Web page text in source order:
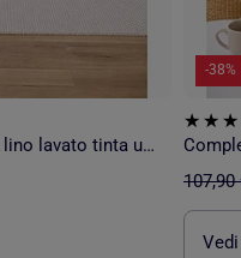
Completo letto in cotone e lino lavato tinta unita
-38%
107,90